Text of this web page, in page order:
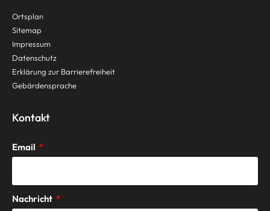
Ortsplan
Sitemap
Impressum
Datenschutz
Erklärung zur Barrierefreiheit
Gebärdensprache
Kontakt
Email
Nachricht